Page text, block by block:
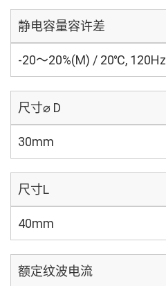
静电容量容许差
-20～20%(M) / 20℃, 120Hz
尺寸⌀ D
30mm
尺寸L
40mm
额定纹波电流